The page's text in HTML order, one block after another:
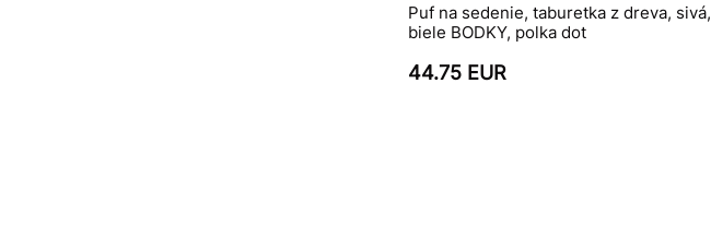
Puf na sedenie, taburetka z dreva, sivá,
biele BODKY, polka dot
44.75 EUR